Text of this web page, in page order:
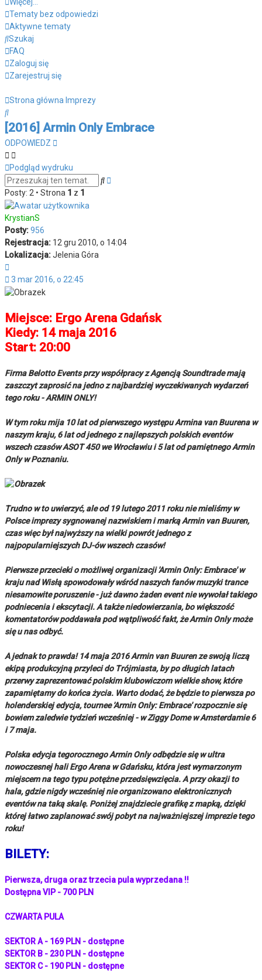
Tematy bez odpowiedzi
Aktywne tematy
Szukaj
FAQ
Zaloguj się
Zarejestruj się
Strona główna Imprezy
Szukaj
[2016] Armin Only Embrace
ODPOWIEDZ
Podgląd wydruku
Szukaj
Posty: 2 • Strona 1 z 1
KrystianS
Posty:956
Rejestracja: 12 gru 2010, o 14:04
Lokalizacja:Jelenia Góra
3 mar 2016, o 22:45
Miejsce: Ergo Arena Gdańsk
Kiedy: 14 maja 2016
Start: 20:00
Firma Belotto Events przy współpracy z Agencją Soundtrade mają
zaszczyt zaprosić na jedno z najbardziej wyczekiwanych wydarzeń
tego roku - ARMIN ONLY!
W tym roku mija 10 lat od pierwszego występu Armina van Buurena w
naszym kraju, 6 lat od jednego z najlepszych polskich eventów
wszech czasów ASOT 450 we Wrocławiu i 5 lat od pamiętnego Armin
Only w Poznaniu.
Trudno w to uwierzyć, ale od 19 lutego 2011 roku nie mieliśmy w
Polsce imprezy sygnowanej nazwiskiem i marką Armin van Buuren,
czas więc był najwyższy na wielki powrót jednego z
najpopularniejszych DJ-ów wszech czasów!
Pierwsze przecieki o możliwej organizacji 'Armin Only: Embrace' w
kraju nad Wisłą spowodowały wśród naszych fanów muzyki trance
niesamowite poruszenie - już dawno żaden event nie wywołał takiego
podniecenia i ekscytacji. A także niedowierzania, bo większość
komentatorów poddawała pod wątpliwość fakt, że Armin Only może
się u nas odbyć.
A jednak to prawda! 14 maja 2016 Armin van Buuren ze swoją liczą
ekipą produkcyjną przyleci do Trójmiasta, by po długich latach
przerwy zaprezentować polskim klubowiczom wielkie show, które
zapamiętamy do końca życia. Warto dodać, że będzie to pierwsza po
holenderskiej edycja, tournee 'Armin Only: Embrace' rozpocznie się
bowiem zaledwie tydzień wcześniej - w Ziggy Dome w Amsterdamie 6
i 7 maja.
Polska edycja tegorocznego Armin Only odbędzie się w ultra
nowoczesnej hali Ergo Arena w Gdańsku, która jest wymarzonym
miejscem na tego typu potężne przedsięwzięcia. A przy okazji to
hala, gdzie nigdy wcześniej nie organizowano elektronicznych
eventów na taką skalę. Poniżej znajdziecie grafikę z mapką, dzięki
której łatwo zaplanować swój pobyt na najważniejszej imprezie tego
roku!
BILETY:
Pierwsza, druga oraz trzecia pula wyprzedana !!
Dostępna VIP - 700 PLN
CZWARTA PULA
SEKTOR A - 169 PLN - dostępne
SEKTOR B - 230 PLN - dostępne
SEKTOR C - 190 PLN - dostępne